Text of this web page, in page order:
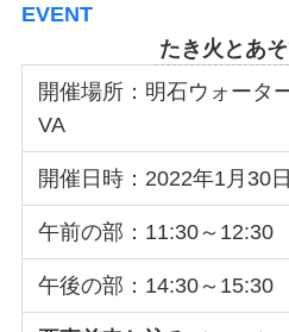
EVENT
たき火とあ
開催場所：明石ウォータ
VA
開催日時：2022年1月30日
午前の部：11:30～12:30
午後の部：14:30～15:30